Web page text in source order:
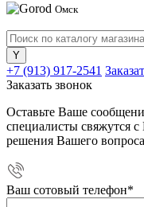
Омск
+7 (913) 917-2541
Заказать звонок
Оставьте Ваше
специалисты свяжутся
решения Вашего
Ваш сотовый телефон*